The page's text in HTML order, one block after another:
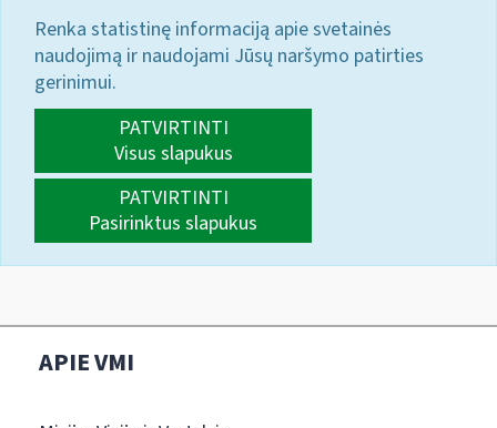
Renka statistinę informaciją apie svetainės
naudojimą ir naudojami Jūsų naršymo patirties
gerinimui.
PATVIRTINTI
Visus slapukus
PATVIRTINTI
Pasirinktus slapukus
APIE VMI